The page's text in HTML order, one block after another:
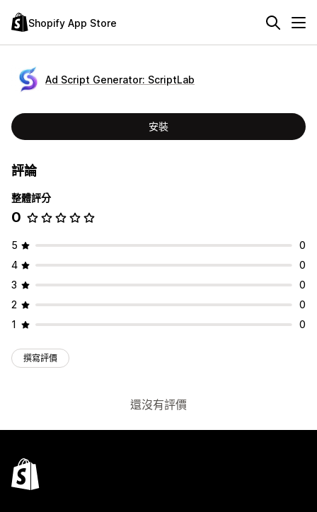
Shopify App Store
Ad Script Generator: ScriptLab
安裝
評論
整體評分
0
5
0
4
0
3
0
2
0
1
0
撰寫評價
還沒有評價